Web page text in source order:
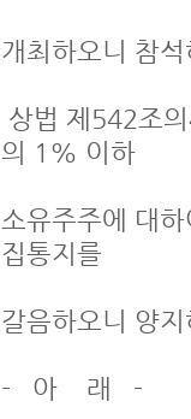
개최하오니 참
상법 제542조
의 1% 이하
소유주주에 대
집통지를
갈음하오니 양
- 아 래 -